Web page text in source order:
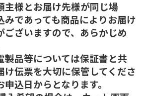
主様とお届け先様が同じ場
みであっても商品によりお届け
ございますので、あらかじめ
品等については保証書と共
け伝票を大切に保管してくださ
込日からとなります。